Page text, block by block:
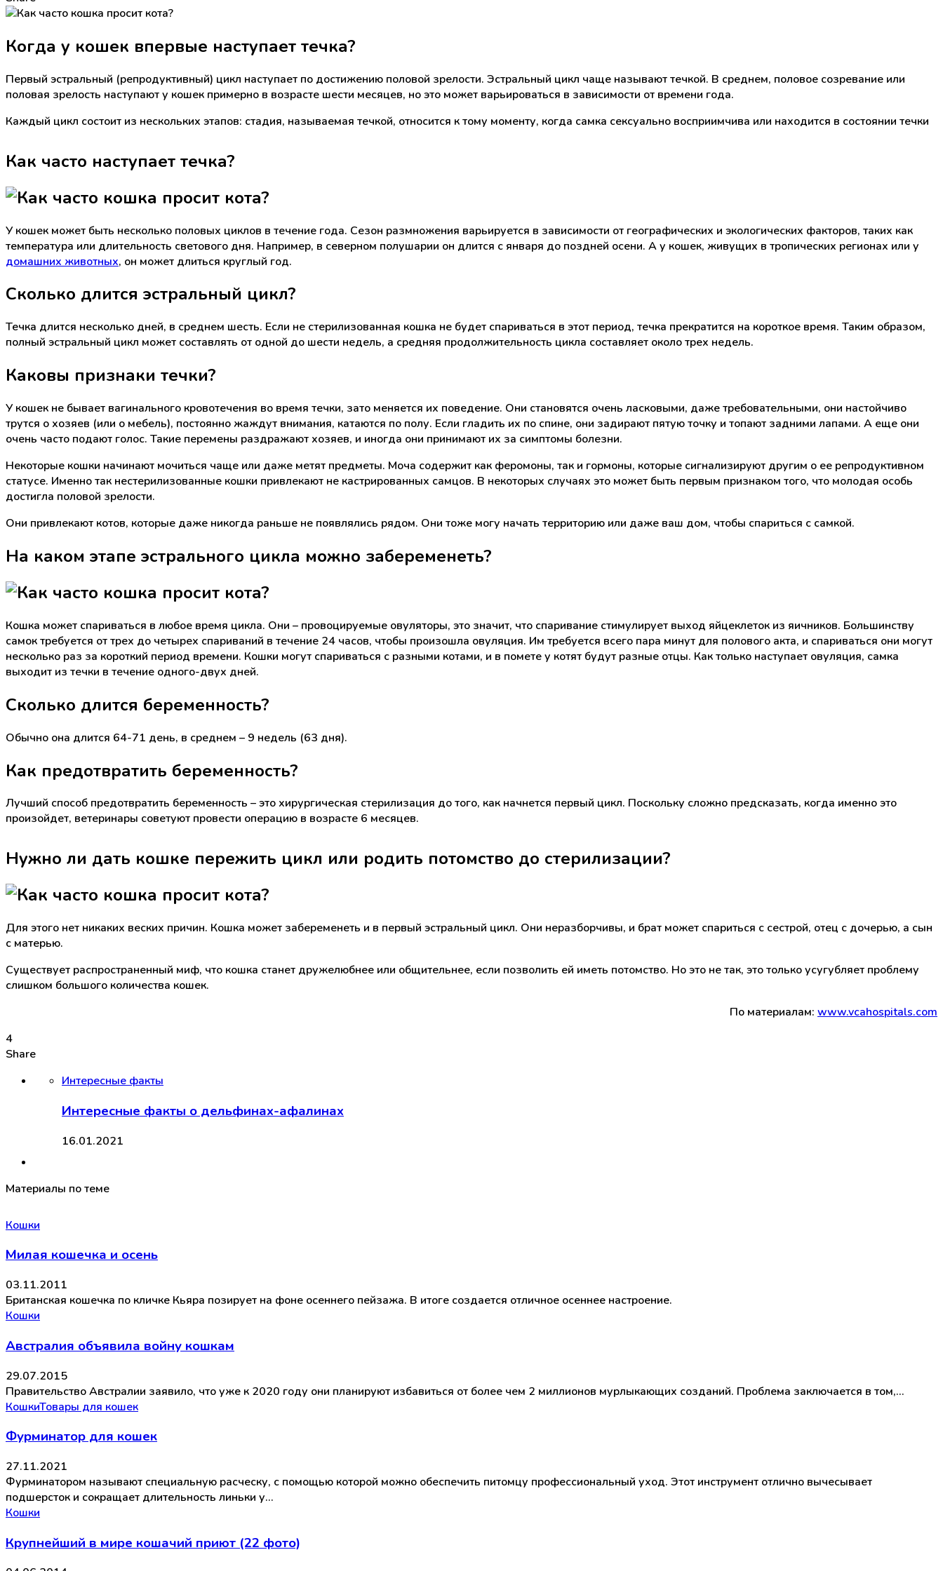
Когда у кошек впервые наступает течка?
Первый эстральный (репродуктивный) цикл наступает по достижению половой зрелости. Эстральный цикл чаще называют течкой. В среднем, половое созревание или
половая зрелость наступают у кошек примерно в возрасте шести месяцев, но это может варьироваться в зависимости от времени года.
Каждый цикл состоит из нескольких этапов: стадия, называемая течкой, относится к тому моменту, когда самка сексуально восприимчива или находится в состоянии течки
Как часто наступает течка?
У кошек может быть несколько половых циклов в течение года. Сезон размножения варьируется в зависимости от географических и экологических факторов, таких как
температура или длительность светового дня. Например, в северном полушарии он длится с января до поздней осени. А у кошек, живущих в тропических регионах или у
домашних животных, он может длиться круглый год.
Сколько длится эстральный цикл?
Течка длится несколько дней, в среднем шесть. Если не стерилизованная кошка не будет спариваться в этот период, течка прекратится на короткое время. Таким образом,
полный эстральный цикл может составлять от одной до шести недель, а средняя продолжительность цикла составляет около трех недель.
Каковы признаки течки?
У кошек не бывает вагинального кровотечения во время течки, зато меняется их поведение. Они становятся очень ласковыми, даже требовательными, они настойчиво
трутся о хозяев (или о мебель), постоянно жаждут внимания, катаются по полу. Если гладить их по спине, они задирают пятую точку и топают задними лапами. А еще они
очень часто подают голос. Такие перемены раздражают хозяев, и иногда они принимают их за симптомы болезни.
Некоторые кошки начинают мочиться чаще или даже метят предметы. Моча содержит как феромоны, так и гормоны, которые сигнализируют другим о ее репродуктивном
статусе. Именно так нестерилизованные кошки привлекают не кастрированных самцов. В некоторых случаях это может быть первым признаком того, что молодая особь
достигла половой зрелости.
Они привлекают котов, которые даже никогда раньше не появлялись рядом. Они тоже могу начать территорию или даже ваш дом, чтобы спариться с самкой.
На каком этапе эстрального цикла можно забеременеть?
Кошка может спариваться в любое время цикла. Они – провоцируемые овуляторы, это значит, что спаривание стимулирует выход яйцеклеток из яичников. Большинству
самок требуется от трех до четырех спариваний в течение 24 часов, чтобы произошла овуляция. Им требуется всего пара минут для полового акта, и спариваться они могут
несколько раз за короткий период времени. Кошки могут спариваться с разными котами, и в помете у котят будут разные отцы. Как только наступает овуляция, самка
выходит из течки в течение одного-двух дней.
Сколько длится беременность?
Обычно она длится 64-71 день, в среднем – 9 недель (63 дня).
Как предотвратить беременность?
Лучший способ предотвратить беременность – это хирургическая стерилизация до того, как начнется первый цикл. Поскольку сложно предсказать, когда именно это
произойдет, ветеринары советуют провести операцию в возрасте 6 месяцев.
Нужно ли дать кошке пережить цикл или родить потомство до стерилизации?
Для этого нет никаких веских причин. Кошка может забеременеть и в первый эстральный цикл. Они неразборчивы, и брат может спариться с сестрой, отец с дочерью, а сын
с матерью.
Существует распространенный миф, что кошка станет дружелюбнее или общительнее, если позволить ей иметь потомство. Но это не так, это только усугубляет проблему
слишком большого количества кошек.
По материалам: www.vcahospitals.com
4
Share
Интересные факты
Интересные факты о дельфинах-афалинах
16.01.2021
Материалы по теме
Кошки
Милая кошечка и осень
03.11.2011
Британская кошечка по кличке Кьяра позирует на фоне осеннего пейзажа. В итоге создается отличное осеннее настроение.
Кошки
Австралия объявила войну кошкам
29.07.2015
Правительство Австралии заявило, что уже к 2020 году они планируют избавиться от более чем 2 миллионов мурлыкающих созданий. Проблема заключается в том,…
КошкиТовары для кошек
Фурминатор для кошек
27.11.2021
Фурминатором называют специальную расческу, с помощью которой можно обеспечить питомцу профессиональный уход. Этот инструмент отлично вычесывает
подшерсток и сокращает длительность линьки у…
Кошки
Крупнейший в мире кошачий приют (22 фото)